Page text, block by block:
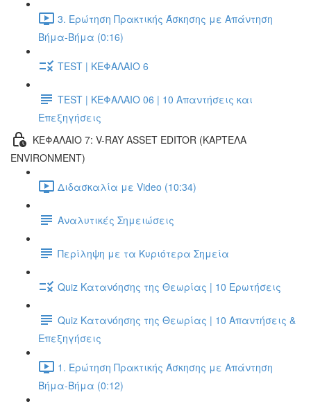
3. Ερώτηση Πρακτικής Άσκησης με Απάντηση
Βήμα-Βήμα (0:16)
TEST | ΚΕΦΑΛΑΙΟ 6
TEST | ΚΕΦΑΛΑΙΟ 06 | 10 Απαντήσεις και
Επεξηγήσεις
ΚΕΦΑΛΑΙΟ 7: V-RAY ASSET EDITOR (ΚΑΡΤΕΛΑ
ENVIRONMENT)
Διδασκαλία με Video (10:34)
Αναλυτικές Σημειώσεις
Περίληψη με τα Κυριότερα Σημεία
Quiz Κατανόησης της Θεωρίας | 10 Ερωτήσεις
Quiz Κατανόησης της Θεωρίας | 10 Απαντήσεις &
Επεξηγήσεις
1. Ερώτηση Πρακτικής Άσκησης με Απάντηση
Βήμα-Βήμα (0:12)